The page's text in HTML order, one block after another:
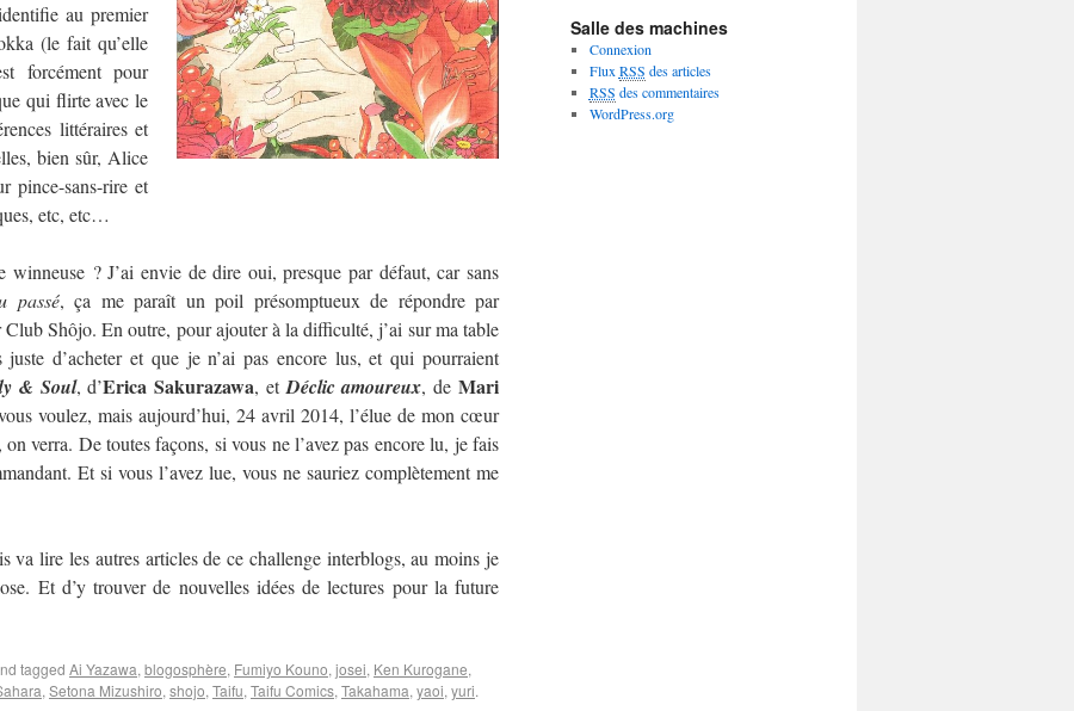
au premier
(le fait qu’elle
forcément pour
qui flirte avec le
littéraires et
bien sûr, Alice
pince-sans-rire et
etc, etc…
? J’ai envie de dire oui, presque par défaut, car sans
passé, ça me paraît un poil présomptueux de répondre par
Club Shôjo. En outre, pour ajouter à la difficulté, j’ai sur ma table
d’acheter et que je n’ai pas encore lus, et qui pourraient
& Soul, d’Erica Sakurazawa, etDéclic amoureux, deMari
voulez, mais aujourd’hui, 24 avril 2014, l’élue de mon cœur
verra. De toutes façons, si vous ne l’avez pas encore lu, je fais
Et si vous l’avez lue, vous ne sauriez complètement me
va lire les autres articles de ce challenge interblogs, au moins je
Et d’y trouver de nouvelles idées de lectures pour la future
tagged Ai Yazawa, blogosphère, Fumiyo Kouno, josei, Ken Kurogane,
, Setona Mizushiro, shojo, Taifu, Taifu Comics, Takahama, yaoi, yuri.
Salle des machines
Connexion
Flux RSS des articles
RSS des commentaires
WordPress.org